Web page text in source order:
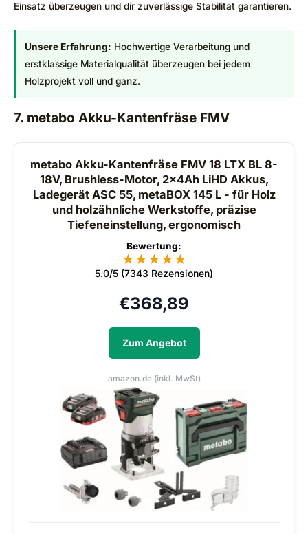
Einsatz überzeugen und dir zuverlässige Stabilität garantieren.
Unsere Erfahrung: Hochwertige Verarbeitung und
erstklassige Materialqualität überzeugen bei jedem
Holzprojekt voll und ganz.
7. metabo Akku-Kantenfräse FMV
metabo Akku-Kantenfräse FMV 18 LTX BL 8-
18V, Brushless-Motor, 2x4Ah LiHD Akkus,
Ladegerät ASC 55, metaBOX 145 L - für Holz
und holzähnliche Werkstoffe, präzise
Tiefeneinstellung, ergonomisch
Bewertung:
★★★★★
5.0/5 (7343 Rezensionen)
€368,89
Zum Angebot
amazon.de (inkl. MwSt)